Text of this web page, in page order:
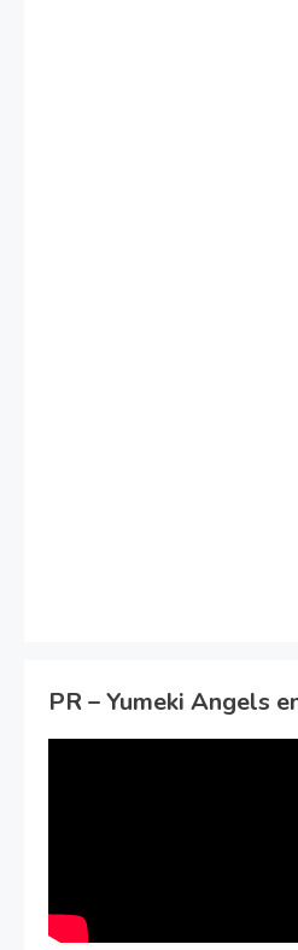
PR – Yumeki Angels